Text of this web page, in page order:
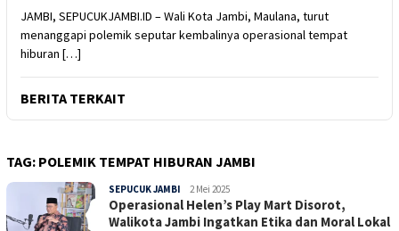
JAMBI, SEPUCUKJAMBI.ID – Wali Kota Jambi, Maulana, turut
menanggapi polemik seputar kembalinya operasional tempat
hiburan […]
BERITA TERKAIT
TAG: POLEMIK TEMPAT HIBURAN JAMBI
SEPUCUK JAMBI Sepucuk
Jambi
2 Mei 2025
Operasional Helen’s Play Mart Disorot,
Walikota Jambi Ingatkan Etika dan Moral Lokal